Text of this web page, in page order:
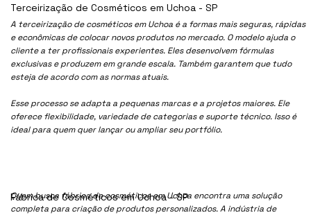
A terceirização de cosméticos em Uchoa é a formas mais seguras, rápidas
e econômicas de colocar novos produtos no mercado. O modelo ajuda o
cliente a ter profissionais experientes. Eles desenvolvem fórmulas
exclusivas e produzem em grande escala. Também garantem que tudo
esteja de acordo com as normas atuais.
Esse processo se adapta a pequenas marcas e a projetos maiores. Ele
oferece flexibilidade, variedade de categorias e suporte técnico. Isso é
ideal para quem quer lançar ou ampliar seu portfólio.
Quem busca fábrica de cosméticos em Uchoa encontra uma solução
completa para criação de produtos personalizados. A indústria de
Fábrica de Cosméticos em Uchoa - SP
Terceirização de Cosméticos em Uchoa - SP